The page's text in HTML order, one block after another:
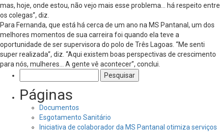
mas, hoje, onde estou, não vejo mais esse problema… há respeito entre
os colegas”, diz.
Para Fernanda, que está há cerca de um ano na MS Pantanal, um dos
melhores momentos de sua carreira foi quando ela teve a
oportunidade de ser supervisora do polo de Três Lagoas. “Me senti
super realizada”, diz. “Aqui existem boas perspectivas de crescimento
para nós, mulheres… A gente vê acontecer”, conclui.
por:
Páginas
Documentos
Esgotamento Sanitário
Iniciativa de colaborador da MS Pantanal otimiza serviços